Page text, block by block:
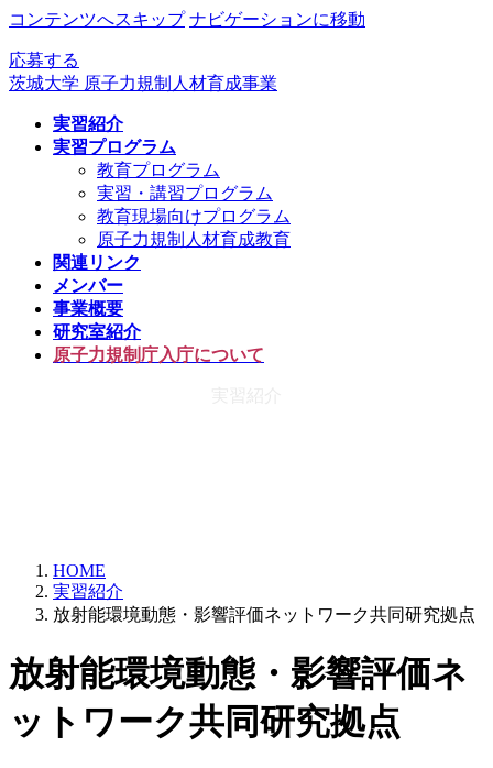
コンテンツへスキップ ナビゲーションに移動
応募する
茨城大学 原子力規制人材育成事業
実習紹介
実習プログラム
教育プログラム
実習・講習プログラム
教育現場向けプログラム
原子力規制人材育成教育
関連リンク
メンバー
事業概要
研究室紹介
原子力規制庁入庁について
HOME
実習紹介
放射能環境動態・影響評価ネットワーク共同研究拠点
放射能環境動態・影響評価ネ
ットワーク共同研究拠点